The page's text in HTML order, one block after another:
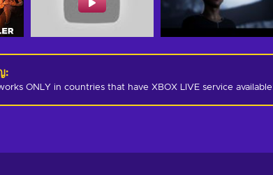
:
ONLY in countries that have XBOX LIVE service